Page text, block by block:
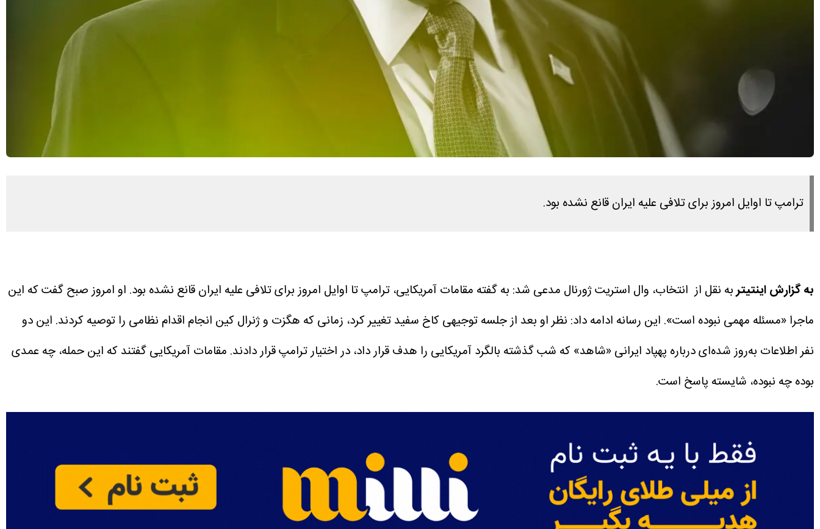
ترامپ تا اوایل امروز برای تلافی علیه ایران قانع نشده بود.
به گزارش اینتیتربه نقل از انتخاب، وال استریت ژورنال مدعی شد: به گفته مقامات آمریکایی، ترامپ تا اوایل امروز برای تلافی علیه ایران قانع نشده بود. او امروز صبح گفت که این
ماجرا «مسئله مهمی نبوده است». این رسانه ادامه داد: نظر او بعد از جلسه توجیهی کاخ سفید تغییر کرد، زمانی که هگزت و ژنرال کین انجام اقدام نظامی را توصیه کردند. این دو
نفر اطلاعات به‌روز شده‌ای درباره پهپاد ایرانی «شاهد» که شب گذشته بالگرد آمریکایی را هدف قرار داد، در اختیار ترامپ قرار دادند. مقامات آمریکایی گفتند که این حمله، چه عمدی
بوده چه نبوده، شایسته پاسخ است.